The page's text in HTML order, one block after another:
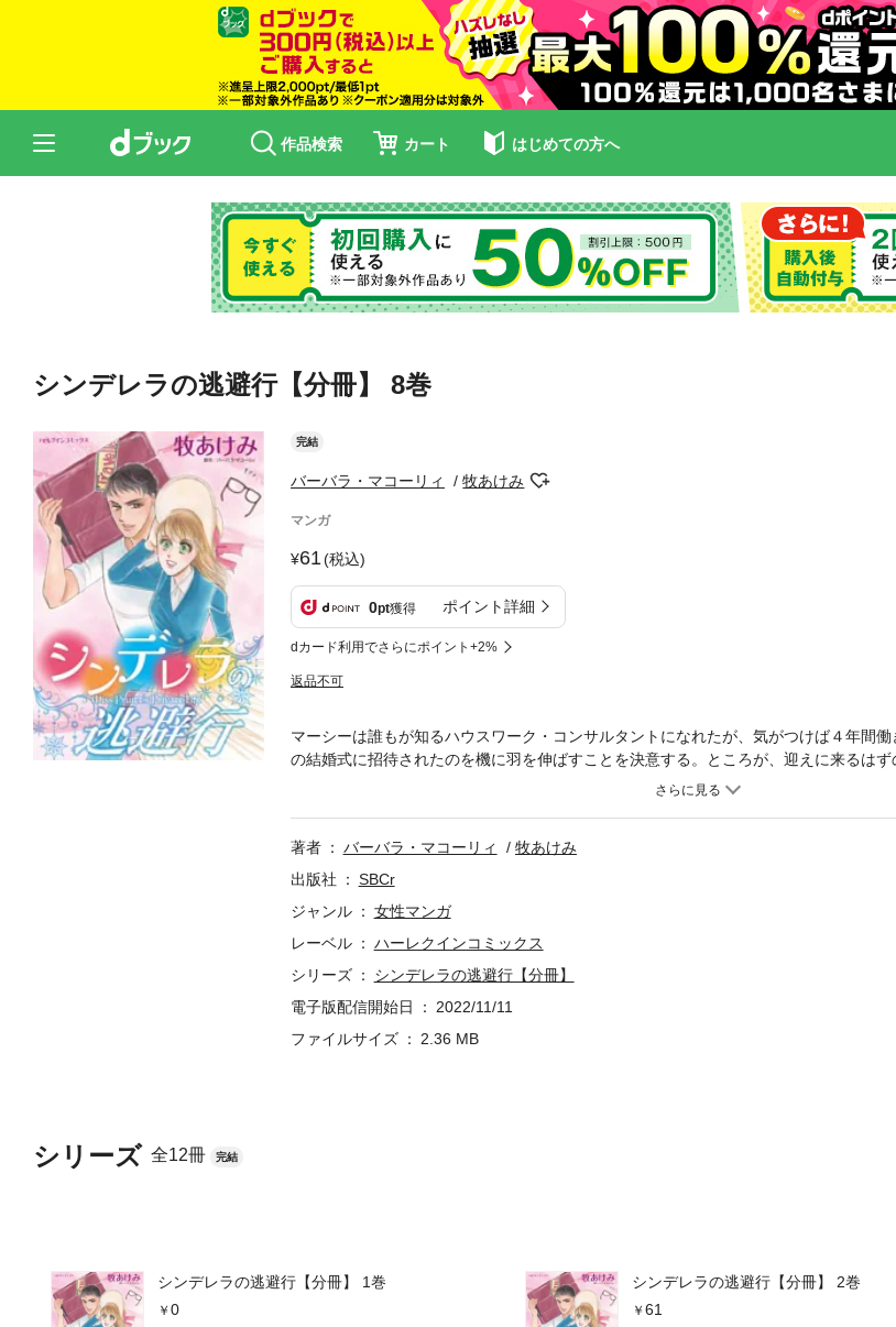
作品検索 カート はじめての方へ
シンデレラの逃避行【分冊】 8巻
完結
バーバラ・マコーリィ 牧あけみ
マンガ
61(税込)
0pt獲得 ポイント詳細
dカード利用でさらにポイント+2%
返品不可
シリーズ 全12冊 完結
シンデレラの逃避行【分冊】 1巻
0
シンデレラの逃避行【分冊】 2巻
61
マーシーは誰もが知るハウスワーク・コンサルタントになれたが、気がつけば４年間
の結婚式に招待されたのを機に羽を伸ばすことを決意する。ところが、迎えに来るはず
途方に暮れている彼女はあっという間にファンに取り囲まれてしまう。すると、スタイ
著者 バーバラ・マコーリィ
牧あけみ
出版社
SBCr
ジャンル
女性マンガ
レーベル
ハーレクインコミックス
シリーズ
シンデレラの逃避行【分冊】
電子版配信開始日
2022/11/11
ファイルサイズ
2.36 MB